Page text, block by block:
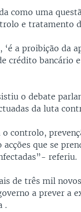
como uma
e tratamento
a proibição da
crédito bancário
o debate
da luta
o controlo,
que se
referiu.
de três mil
a prever a
.